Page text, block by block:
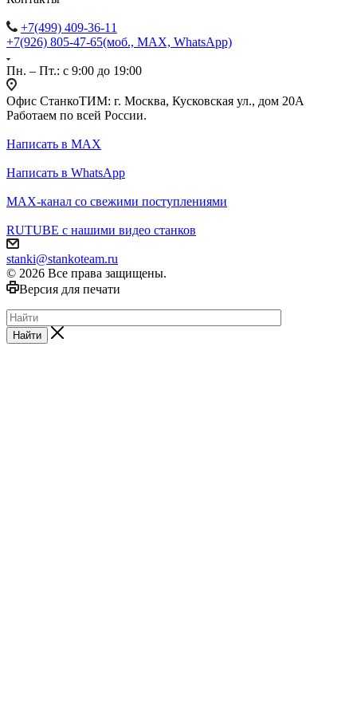
+7(499) 409-36-11
+7(926) 805-47-65(моб., MAX, WhatsApp)
Пн. – Пт.: с 9:00 до 19:00
Офис СтанкоТИМ: г. Москва, Кусковская ул., дом 20А
Работаем по всей России.
Написать в MAX
Написать в WhatsApp
MAX-канал со свежими поступлениями
RUTUBE с нашими видео станков
stanki@stankoteam.ru
© 2026 Все права защищены.
Версия для печати
Найти